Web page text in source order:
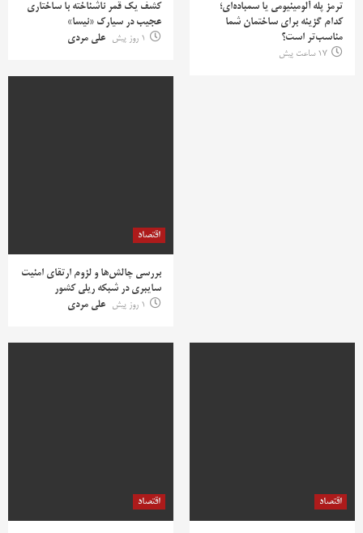
ترمز پله آلومینیومی یا سمباده‌ای؛
کدام گزینه برای ساختمان شما
مناسب‌تر است؟
17 ساعت پیش
کشف یک قمر ناشناخته با ساختاری
عجیب در سیارک «نیسا»
1 روز پیش
علی مردی
اقتصاد
بررسی چالش‌ها و لزوم ارتقای امنیت
سایبری در شبکه ریلی کشور
1 روز پیش
علی مردی
اقتصاد اقتصاد